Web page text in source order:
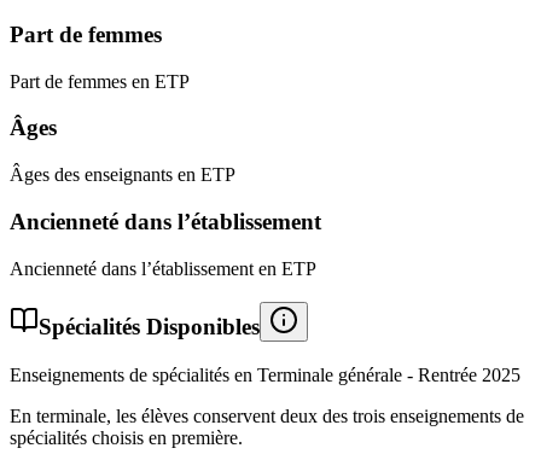
Part de femmes
Part de femmes en ETP
Âges
Âges des enseignants en ETP
Ancienneté dans l’établissement
Ancienneté dans l’établissement en ETP
Spécialités Disponibles
Enseignements de spécialités en Terminale générale - Rentrée 2025
En terminale, les élèves conservent deux des trois enseignements de
spécialités choisis en première.